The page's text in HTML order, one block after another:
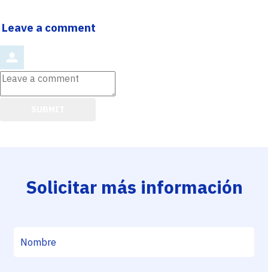
Leave a comment
Leave
comment
Solicitar más información